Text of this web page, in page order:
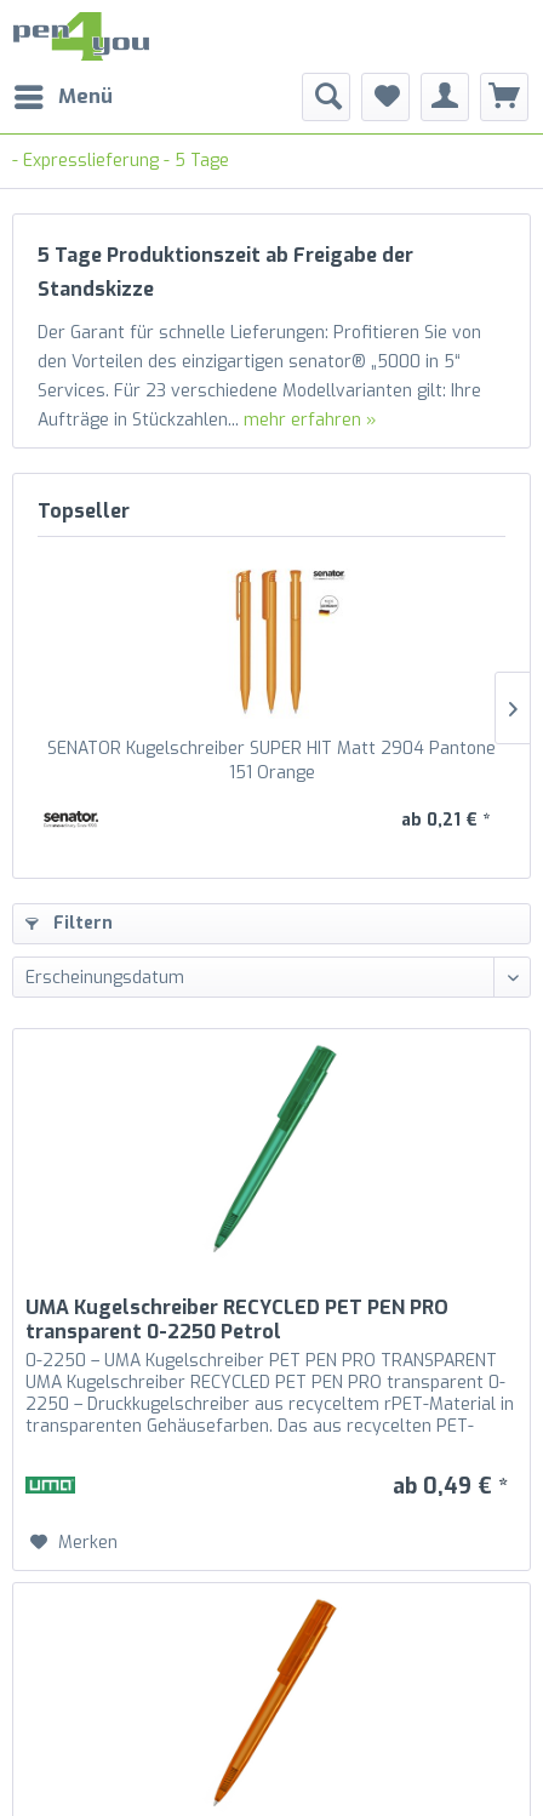
Menü
- Expresslieferung - 5 Tage
5 Tage Produktionszeit ab Freigabe der
Standskizze
Der Garant für schnelle Lieferungen: Profitieren Sie von
den Vorteilen des einzigartigen senator® „5000 in 5“
Services. Für 23 verschiedene Modellvarianten gilt: Ihre
Aufträge in Stückzahlen... mehr erfahren »
Topseller
SENATOR Kugelschreiber SUPER HIT Matt 2904 Pantone
151 Orange
ab 0,21 € *
Filtern
UMA Kugelschreiber RECYCLED PET PEN PRO
transparent 0-2250 Petrol
0-2250 – UMA Kugelschreiber PET PEN PRO TRANSPARENT
UMA Kugelschreiber RECYCLED PET PEN PRO transparent 0-
2250 – Druckkugelschreiber aus recyceltem rPET-Material in
transparenten Gehäusefarben. Das aus recycelten PET-
ab 0,49 € *
Merken